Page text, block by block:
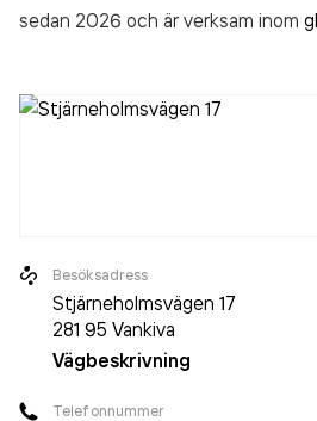
sedan 2026 och är verksam inom
Besöksadress
Stjärneholmsvägen 17
281 95 Vankiva
Vägbeskrivning
Telefonnummer